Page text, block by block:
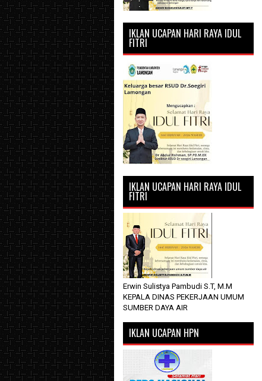
IKLAN UCAPAN HARI RAYA IDUL
FITRI
IKLAN UCAPAN HARI RAYA IDUL
FITRI
Erwin Sulistya Pambudi S.T, M.M
KEPALA DINAS PEKERJAAN UMUM
SUMBER DAYA AIR
IKLAN UCAPAN HPN